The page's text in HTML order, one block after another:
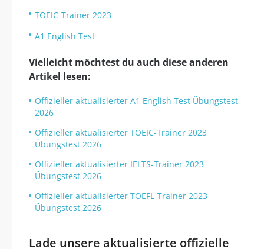
TOEIC-Trainer 2023
A1 English Test
Vielleicht möchtest du auch diese anderen
Artikel lesen:
Offizieller aktualisierter A1 English Test Übungstest
2026
Offizieller aktualisierter TOEIC-Trainer 2023
Übungstest 2026
Offizieller aktualisierter IELTS-Trainer 2023
Übungstest 2026
Offizieller aktualisierter TOEFL-Trainer 2023
Übungstest 2026
Lade unsere aktualisierte offizielle